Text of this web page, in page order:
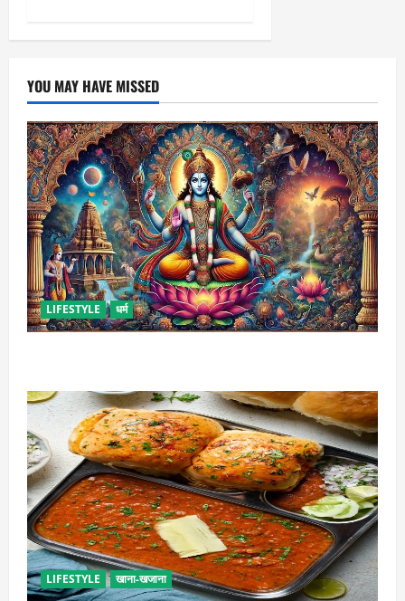
YOU MAY HAVE MISSED
LIFESTYLE धर्म
LIFESTYLE खाना-खजाना